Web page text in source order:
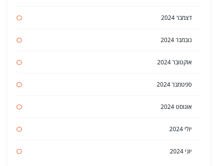
דצמבר 2024
נובמבר 2024
אוקטובר 2024
ספטמבר 2024
אוגוסט 2024
יולי 2024
יוני 2024